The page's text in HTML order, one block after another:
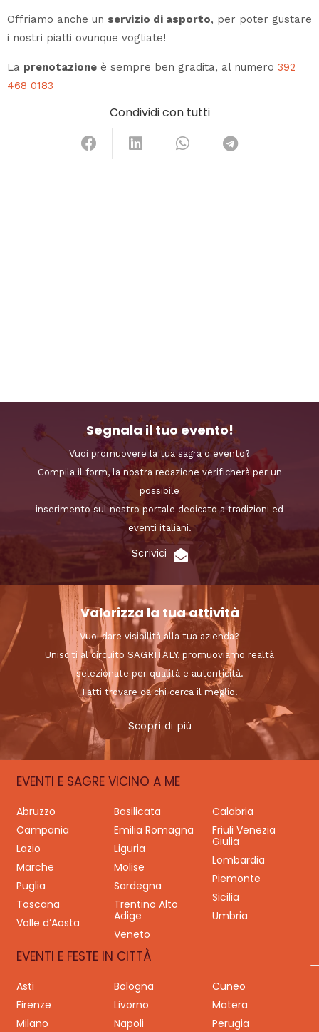
Offriamo anche un servizio di asporto, per poter gustare
i nostri piatti ovunque vogliate!
La prenotazione è sempre ben gradita, al numero 392
468 0183
Condividi con tutti
Segnala il tuo evento!
Vuoi promuovere la tua sagra o evento?
Compila il form, la nostra redazione verificherà per un
possibile
inserimento sul nostro portale dedicato a tradizioni ed
eventi italiani.
Scrivici
Valorizza la tua attività
Vuoi dare visibilità alla tua azienda?
Unisciti al circuito SAGRITALY, promuoviamo realtà
selezionate per qualità e autenticità.
Fatti trovare da chi cerca il meglio!
Scopri di più
EVENTI E SAGRE VICINO A ME
Abruzzo Basilicata
Calabria
Campania
Emilia Romagna
Friuli Venezia
Giulia
Lazio
Liguria
Lombardia
Marche
Molise
Piemonte
Puglia
Sardegna
Sicilia
Toscana
Trentino Alto
Adige
Umbria
Valle d’Aosta
Veneto
EVENTI E FESTE IN CITTÀ
Asti Bologna
Cuneo
Firenze
Livorno
Matera
Milano
Napoli
Perugia